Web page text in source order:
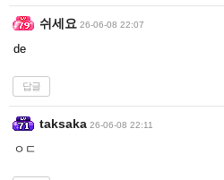
쉬세요 26-06-08 22:07
de
답글
taksaka 26-06-08 22:11
ㅇㄷ